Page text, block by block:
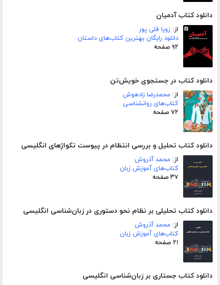
دانلود کتاب آدمیان
از: زویا قلی پور
دانلود رایگان بهترین کتاب‌های داستان
۹۲ صفحه
دانلود کتاب در جستجوی خویش‌تن
از: محمدرضا زادهوش
کتاب‌های روانشناسی
۷۲ صفحه
دانلود کتاب تحلیل و بررسی انتظام در پیوست تکواژهای انگلیسی
از: محمد آذروش
کتاب‌های آموزش زبان
۳۷ صفحه
دانلود کتاب تحلیلی بر نظام نحو دستوری در زبان‌شناسی انگلیسی
از: محمد آذروش
کتاب‌های آموزش زبان
۲۱ صفحه
دانلود کتاب جستاری بر زبان‌شناسی انگلیسی